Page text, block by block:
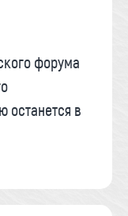
форума
останется в